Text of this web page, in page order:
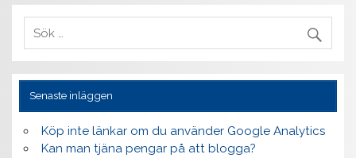
Senaste inläggen
Köp inte länkar om du använder Google Analytics
Kan man tjäna pengar på att blogga?